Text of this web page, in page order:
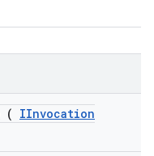
( IInvocation